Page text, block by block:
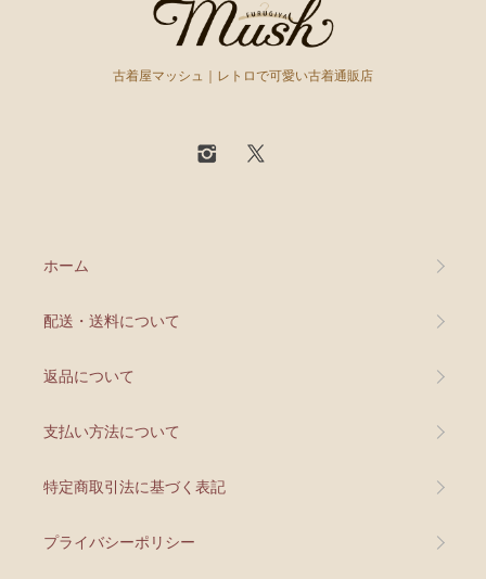
古着屋マッシュ｜レトロで可愛い古着通販店
ホーム
配送・送料について
返品について
支払い方法について
特定商取引法に基づく表記
プライバシーポリシー